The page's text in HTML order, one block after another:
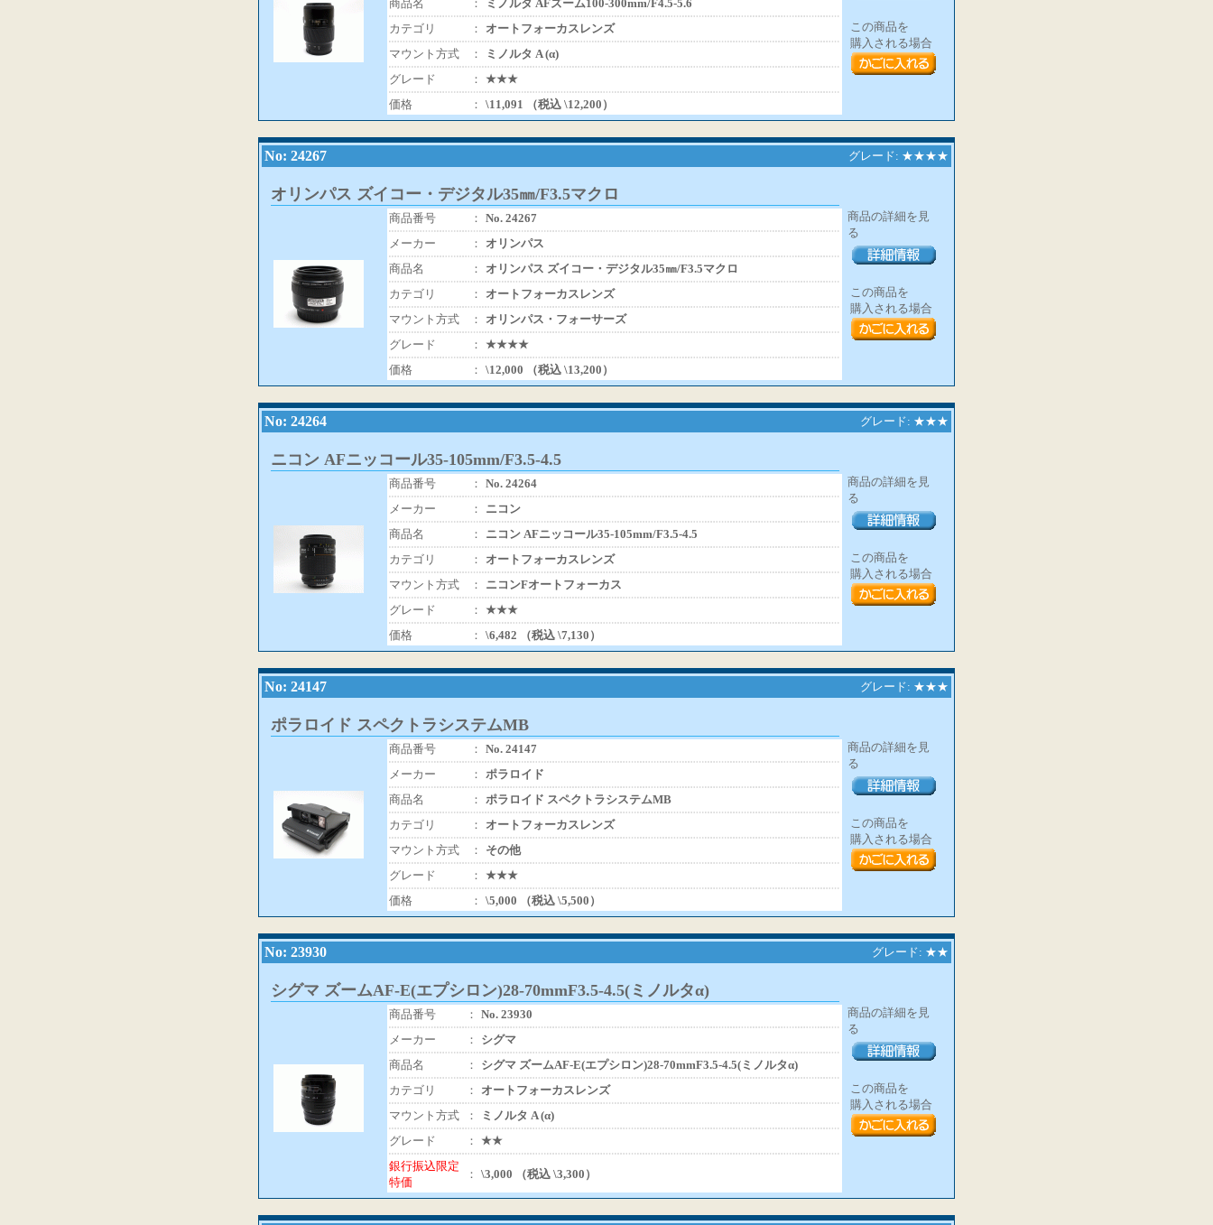
商品名
：
ミノルタ AFズーム100-300mm/F4.5-5.6
カテゴリ
：
オートフォーカスレンズ
マウント方式
：
ミノルタ A (α)
グレード
： ★★★
価格
： \11,091 （税込 \12,200）
この商品を
購入される場合
No: 24267 グレード: ★★★★
オリンパス ズイコー・デジタル35㎜/F3.5マクロ
商品番号 ： No. 24267
メーカー
：
オリンパス
商品名
：
オリンパス ズイコー・デジタル35㎜/F3.5マクロ
カテゴリ
：
オートフォーカスレンズ
マウント方式
：
オリンパス・フォーサーズ
グレード
： ★★★★
価格
： \12,000 （税込 \13,200）
商品の詳細を見
る
この商品を
購入される場合
No: 24264 グレード: ★★★
ニコン AFニッコール35-105mm/F3.5-4.5
商品番号 ： No. 24264
メーカー
：
ニコン
商品名
：
ニコン AFニッコール35-105mm/F3.5-4.5
カテゴリ
：
オートフォーカスレンズ
マウント方式
：
ニコンFオートフォーカス
グレード
： ★★★
価格
： \6,482 （税込 \7,130）
商品の詳細を見
る
この商品を
購入される場合
No: 24147 グレード: ★★★
ポラロイド スペクトラシステムMB
商品番号 ： No. 24147
メーカー
： ポラロイド
商品名
： ポラロイド スペクトラシステムMB
カテゴリ
：
オートフォーカスレンズ
マウント方式
：
その他
グレード
： ★★★
価格
： \5,000 （税込 \5,500）
商品の詳細を見
る
この商品を
購入される場合
No: 23930 グレード: ★★
シグマ ズームAF-E(エプシロン)28-70mmF3.5-4.5(ミノルタα)
商品番号 ： No. 23930
メーカー
：
シグマ
商品名
：
シグマ ズームAF-E(エプシロン)28-70mmF3.5-4.5(ミノルタα)
カテゴリ
：
オートフォーカスレンズ
マウント方式
：
ミノルタ A (α)
グレード
： ★★
銀行振込限定
特価
： \3,000 （税込 \3,300）
商品の詳細を見
る
この商品を
購入される場合